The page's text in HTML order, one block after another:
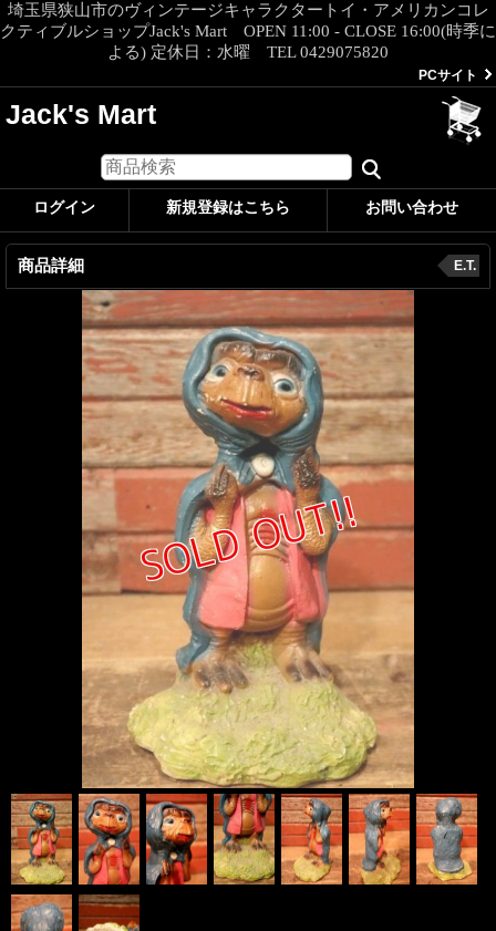
埼玉県狭山市のヴィンテージキャラクタートイ・アメリカンコレ
クティブルショップJack's Mart OPEN 11:00 - CLOSE 16:00(時季に
よる) 定休日：水曜 TEL 0429075820
PCサイト
Jack's Mart
ログイン 新規登録はこちら お問い合わせ
商品詳細 E.T.